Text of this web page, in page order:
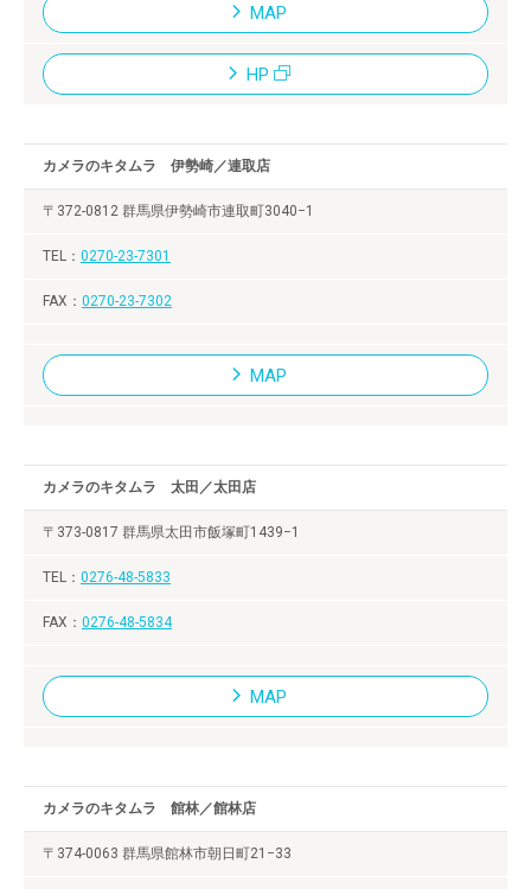
MAP
HP
カメラのキタムラ 伊勢崎／連取店
〒372-0812 群馬県伊勢崎市連取町3040−1
0270-23-7301
0270-23-7302
MAP
カメラのキタムラ 太田／太田店
〒373-0817 群馬県太田市飯塚町1439−1
0276-48-5833
0276-48-5834
MAP
カメラのキタムラ 館林／館林店
〒374-0063 群馬県館林市朝日町21−33